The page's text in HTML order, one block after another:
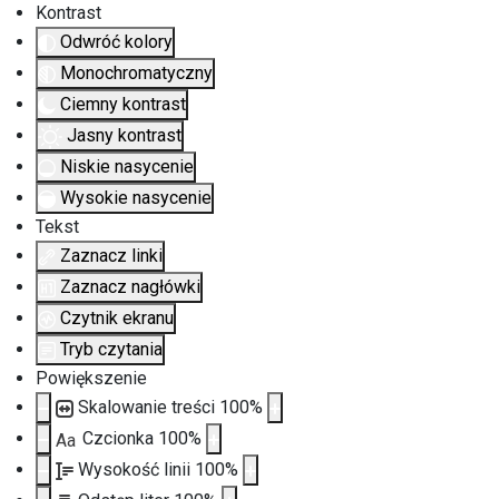
Kontrast
Odwróć kolory
Monochromatyczny
Ciemny kontrast
Jasny kontrast
Niskie nasycenie
Wysokie nasycenie
Tekst
Zaznacz linki
Zaznacz nagłówki
Czytnik ekranu
Tryb czytania
Powiększenie
Skalowanie treści 100%
Aa Czcionka 100%
Wysokość linii 100%